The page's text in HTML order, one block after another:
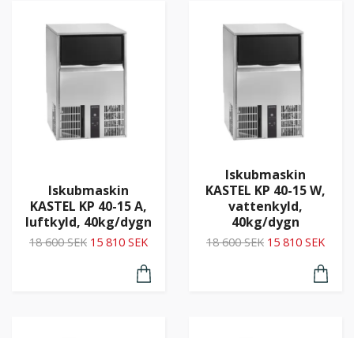
Iskubmaskin
KASTEL KP 40-15 A,
luftkyld, 40kg/dygn
18 600 SEK 15 810 SEK
Iskubmaskin
KASTEL KP 40-15 W,
vattenkyld,
40kg/dygn
18 600 SEK 15 810 SEK